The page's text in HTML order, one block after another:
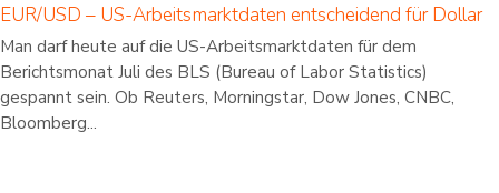
EUR/USD – US-Arbeitsmarktdaten entscheidend für Dollar
Man darf heute auf die US-Arbeitsmarktdaten für dem
Berichtsmonat Juli des BLS (Bureau of Labor Statistics)
gespannt sein. Ob Reuters, Morningstar, Dow Jones, CNBC,
Bloomberg...